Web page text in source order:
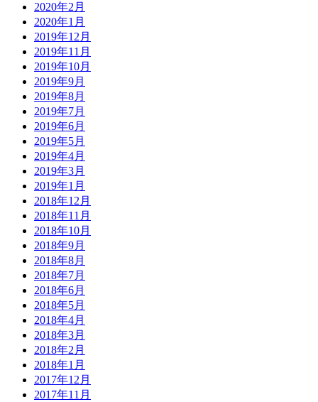
2020年2月
2020年1月
2019年12月
2019年11月
2019年10月
2019年9月
2019年8月
2019年7月
2019年6月
2019年5月
2019年4月
2019年3月
2019年1月
2018年12月
2018年11月
2018年10月
2018年9月
2018年8月
2018年7月
2018年6月
2018年5月
2018年4月
2018年3月
2018年2月
2018年1月
2017年12月
2017年11月